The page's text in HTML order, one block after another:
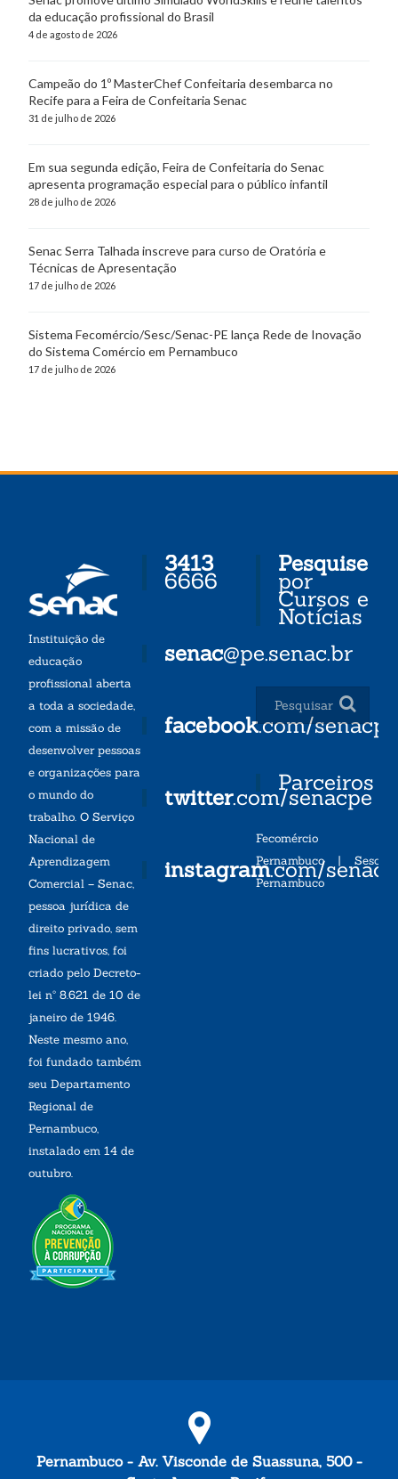
da educação profissional do Brasil
4 de agosto de 2026
Campeão do 1º MasterChef Confeitaria desembarca no
Recife para a Feira de Confeitaria Senac
31 de julho de 2026
Em sua segunda edição, Feira de Confeitaria do Senac
apresenta programação especial para o público infantil
28 de julho de 2026
Senac Serra Talhada inscreve para curso de Oratória e
Técnicas de Apresentação
17 de julho de 2026
Sistema Fecomércio/Sesc/Senac-PE lança Rede de Inovação
do Sistema Comércio em Pernambuco
17 de julho de 2026
Instituição de
educação
profissional aberta
a toda a sociedade,
com a missão de
desenvolver pessoas
e organizações para
o mundo do
trabalho. O Serviço
Nacional de
Aprendizagem
Comercial – Senac,
pessoa jurídica de
direito privado, sem
fins lucrativos, foi
criado pelo Decreto-
lei nº 8.621 de 10 de
janeiro de 1946.
Neste mesmo ano,
foi fundado também
seu Departamento
Regional de
Pernambuco,
instalado em 14 de
outubro.
3413
6666
senac@pe.senac.br
facebook.com/senacpe
twitter.com/senacpe
instagram.com/
Pesquise
por
Cursos e
Notícias
Parceiros
Fecomércio
Pernambuco| Sesc
Pernambuco
Pernambuco - Av. Visconde de Suassuna, 500 -